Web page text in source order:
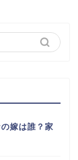
嫁は誰？家